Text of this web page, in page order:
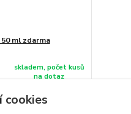
ml zdarma
skladem, počet kusů
na dotaz
do košíku
cookies